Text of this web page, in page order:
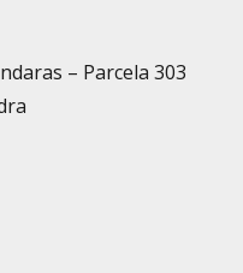
– Parcela 303